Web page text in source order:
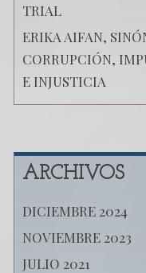
TRIAL
ERIKA AIFAN,
CORRUPCIÓN,
E INJUSTICIA
ARCHIVOS
DICIEMBRE 2024
NOVIEMBRE 2023
JULIO 2021